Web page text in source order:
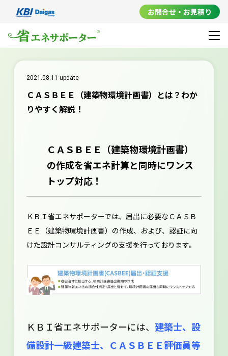
お問合せ・お見積り
ＣＡＳＢＥＥ（建築物環境計画書）とは？わか
りやすく解説！
2021.08.11 update
ＣＡＳＢＥＥ（建築物環境計画書）
の作成を省エネ計算と同時にワンス
トップ対応！
ＫＢＩ省エネサポーターでは、届出に必要なＣＡＳＢ
ＥＥ（建築物環境計画書）の作成、および、認証に向
けた設計コンサルティングの支援を行っております。
ＫＢＩ省エネサポーターには、 建築士、設
備設計一級建築士、ＣＡＳＢＥＥ評価員等